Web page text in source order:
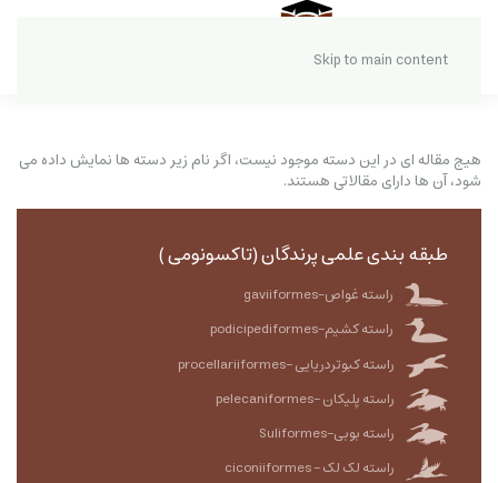
Skip to main content
هیج مقاله ای در این دسته موجود نیست، اگر نام زیر دسته ها نمایش داده می
شود، آن ها دارای مقالاتی هستند.
طبقه بندی علمی پرندگان (تاکسونومی )
راسته غواص-gaviiformes
راسته کشیم-podicipediformes
راسته کبوتردریایی -procellariiformes
راسته پلیکان -pelecaniformes
راسته بوبی-Suliformes
راسته لک لک - ciconiiformes